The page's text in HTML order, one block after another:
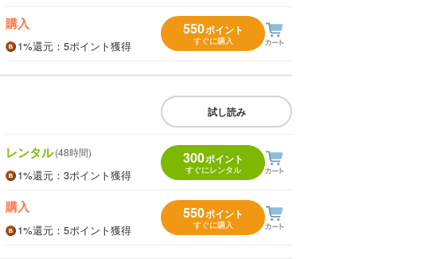
購入
1%還元 ：5ポイント獲得
550ポイント
すぐに購入
試し読み
レンタル(48時間)
1%還元 ：3ポイント獲得
300ポイント
すぐにレンタル
購入
1%還元 ：5ポイント獲得
550ポイント
すぐに購入